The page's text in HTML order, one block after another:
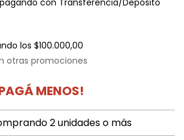
pagando con Transferencia/Depósito
los $100.000,00
otras promociones
MENOS!
2 unidades o más